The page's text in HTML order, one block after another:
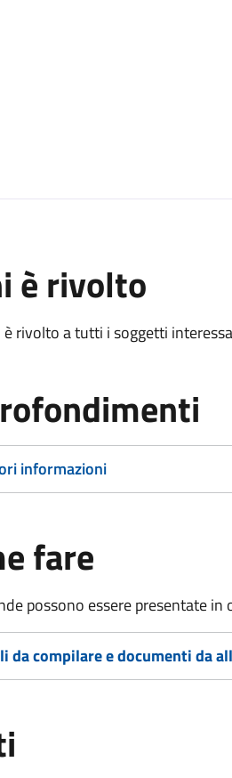
è rivolto
è rivolto a tutti i soggetti
informazioni
fare
possono essere presentate
da compilare e documenti da